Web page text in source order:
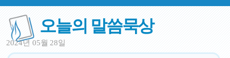
오늘의 말씀묵상
2024년 05월 28일